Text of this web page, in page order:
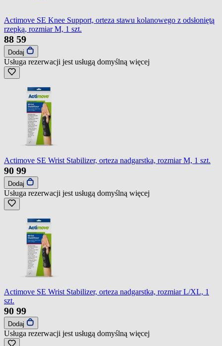
Actimove SE Knee Support, orteza stawu kolanowego z odsłoniętą
rzepką, rozmiar M, 1 szt.
88 59
Dodaj
Usługa rezerwacji jest usługą domyślną więcej
Actimove SE Wrist Stabilizer, orteza nadgarstka, rozmiar M, 1 szt.
90 99
Dodaj
Usługa rezerwacji jest usługą domyślną więcej
Actimove SE Wrist Stabilizer, orteza nadgarstka, rozmiar L/XL, 1
szt.
90 99
Dodaj
Usługa rezerwacji jest usługą domyślną więcej